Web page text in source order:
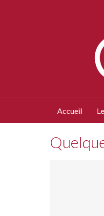
Accueil